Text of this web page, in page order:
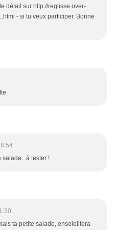
détail sur http://reglisse.over-
- si tu veux participer. Bonne
tester !
ta petite salade, ensoleillera